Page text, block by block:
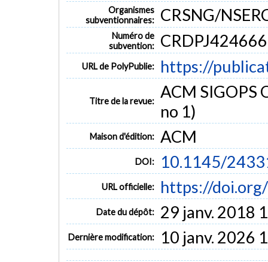
Organismes
subventionnaires:
CRSNG/
Numéro de
subvention:
URL de PolyPublie: https://
Titre de la revue: ACM SIGOPS
no 1)
Maison d'édition: ACM
DOI: 10.1145/
URL officielle: https://
Date du dépôt: 29 janv. 2018
Dernière modification: 10 janv. 2026